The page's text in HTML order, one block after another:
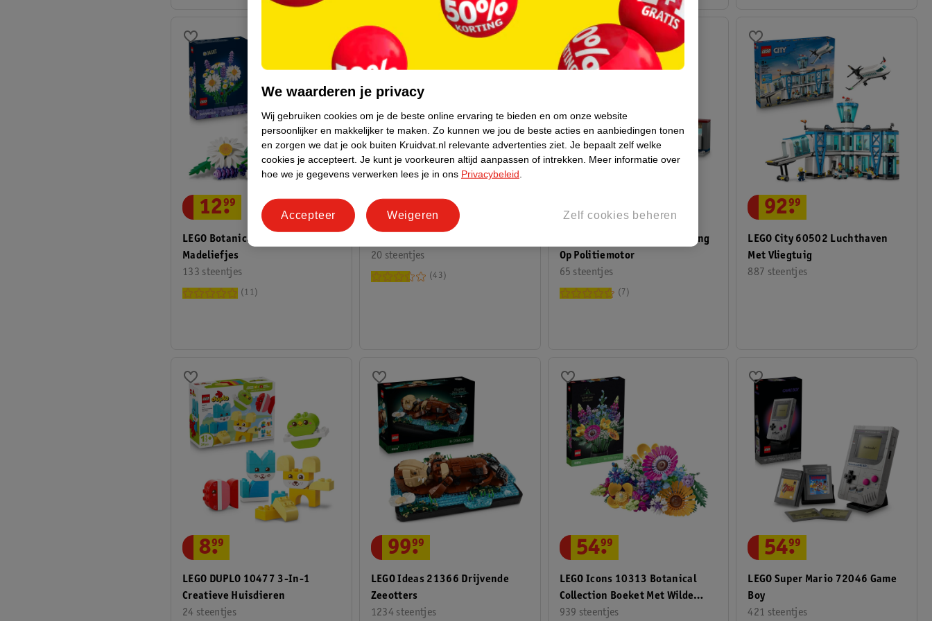
LEGO Botanicals 11508
Madeliefjes
133 steentjes
12.
99
11
20 steentjes
17.
43
LEGO City 60455 Achtervolging
Op Politiemotor
65 steentjes
8 .
7
LEGO City 60502 Luchthaven
Met Vliegtuig
887 steentjes
92.
99
LEGO DUPLO 10477 3-In-1
Creatieve Huisdieren
24 steentjes
8.
99
LEGO Ideas 21366 Drijvende
Zeeotters
1234 steentjes
99.
99
LEGO Icons 10313 Botanical
Collection Boeket Met Wilde
Bloemen
939 steentjes
54.
99
LEGO Super Mario 72046 Game
Boy
421 steentjes
54.
99
We waarderen je privacy
Wij gebruiken cookies om je de beste online ervaring te bieden en om onze website
persoonlijker en makkelijker te maken. Zo kunnen we jou de beste acties en aanbiedingen tonen
en zorgen we dat je ook buiten Kruidvat.nl relevante advertenties ziet. Je bepaalt zelf welke
cookies je accepteert. Je kunt je voorkeuren altijd aanpassen of intrekken.
Meer informatie over
hoe we je gegevens verwerken lees je in ons Privacybeleid
Zelf cookies beheren
Weigeren
Accepteer